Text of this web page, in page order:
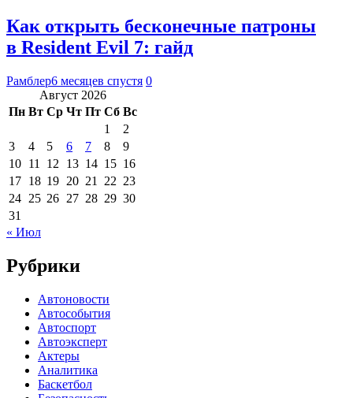
Как открыть бесконечные патроны
в Resident Evil 7: гайд
Рамблер6 месяцев спустя 0
Август 2026
Пн Вт Ср Чт Пт Сб Вс
1
2
3
4 5 6 7 8
9
10 11 12 13 14 15 16
17 18 19 20 21 22 23
24 25 26 27 28 29 30
31
« Июл
Рубрики
Автоновости
Автособытия
Автоспорт
Автоэксперт
Актеры
Аналитика
Баскетбол